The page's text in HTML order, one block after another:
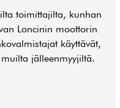
toimittajilta, kunhan
Loncinin moottorin
käyttävät,
jälleenmyyjiltä.